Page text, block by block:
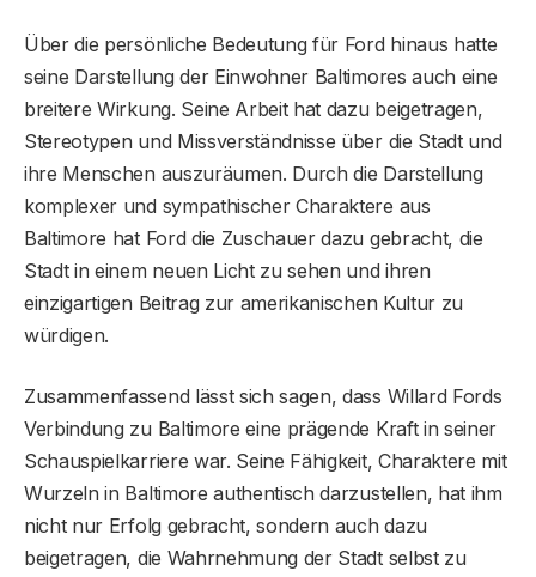
Über die persönliche Bedeutung für Ford hinaus hatte
seine Darstellung der Einwohner Baltimores auch eine
breitere Wirkung. Seine Arbeit hat dazu beigetragen,
Stereotypen und Missverständnisse über die Stadt und
ihre Menschen auszuräumen. Durch die Darstellung
komplexer und sympathischer Charaktere aus
Baltimore hat Ford die Zuschauer dazu gebracht, die
Stadt in einem neuen Licht zu sehen und ihren
einzigartigen Beitrag zur amerikanischen Kultur zu
würdigen.
Zusammenfassend lässt sich sagen, dass Willard Fords
Verbindung zu Baltimore eine prägende Kraft in seiner
Schauspielkarriere war. Seine Fähigkeit, Charaktere mit
Wurzeln in Baltimore authentisch darzustellen, hat ihm
nicht nur Erfolg gebracht, sondern auch dazu
beigetragen, die Wahrnehmung der Stadt selbst zu